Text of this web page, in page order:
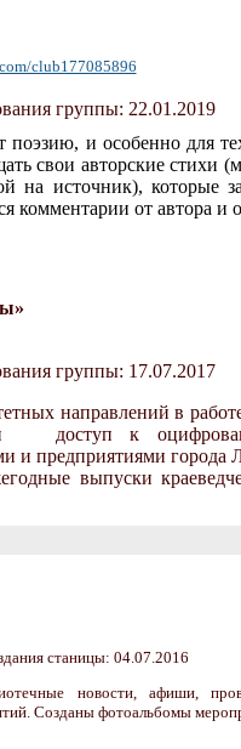
club177085896
группы: 22.01.2019
поэзию, и особенно для
свои авторские стихи
на источник), которые
комментарии от автора и
группы: 17.07.2017
направлений в
доступ к
и предприятиями города
выпуски
станицы: 04.07.2016
новости, афиши,
Созданы фотоальбомы